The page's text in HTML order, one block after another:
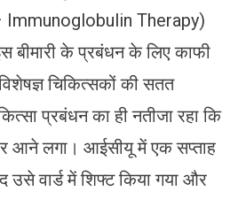
Immunoglobulin Therapy)
बीमारी के प्रबंधन के लिए काफी
चिकित्सकों की सतत
प्रबंधन का ही नतीजा रहा कि
आने लगा। आईसीयू में एक सप्ताह
वार्ड में शिफ्ट किया गया और